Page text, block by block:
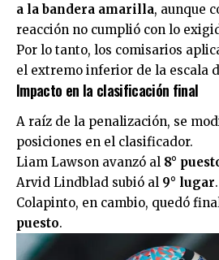
a la bandera amarilla, aunque
reacción no cumplió con lo
Por lo tanto, los comisarios
el extremo inferior de la escala
Impacto en la clasificación final
A raíz de la penalización, se
posiciones en el clasificador.
Liam Lawson avanzó al 8°
Arvid Lindblad subió al 9° lugar.
Colapinto, en cambio, quedó
puesto.